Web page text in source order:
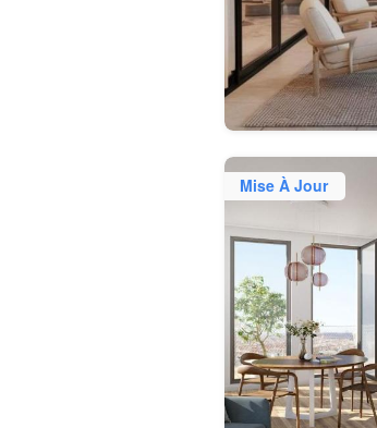
Mise À Jour